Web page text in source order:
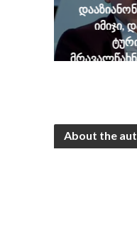
იმიჯი,
About the